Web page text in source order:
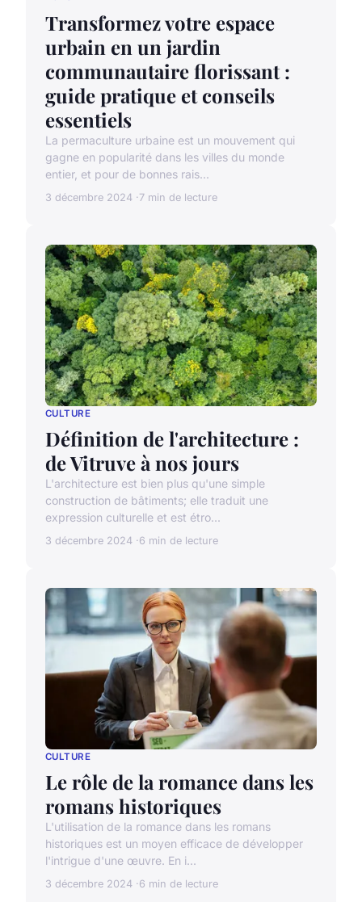
Transformez votre espace
urbain en un jardin
communautaire florissant :
guide pratique et conseils
essentiels
La permaculture urbaine est un mouvement qui
gagne en popularité dans les villes du monde
entier, et pour de bonnes rais...
3 décembre 2024 7 min de lecture
CULTURE
Définition de l'architecture :
de Vitruve à nos jours
L'architecture est bien plus qu'une simple
construction de bâtiments; elle traduit une
expression culturelle et est étro...
3 décembre 2024 6 min de lecture
CULTURE
Le rôle de la romance dans les
romans historiques
L'utilisation de la romance dans les romans
historiques est un moyen efficace de développer
l'intrigue d'une œuvre. En i...
3 décembre 2024 6 min de lecture